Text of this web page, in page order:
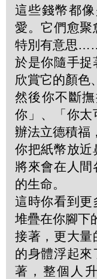
這些錢幣都
愛。它們愈聚
特別有意思
於是你隨手捉
欣賞它的顏色
然後你不斷
你」、「你太
辦法立德積福
你把紙幣放近
將來會在人
的生命。
這時你看到更
堆疊在你腳下
接著，更大量
的身體浮起
著，整個人